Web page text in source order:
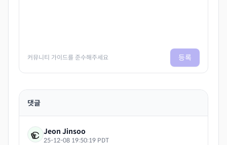
커뮤니티 가이드를 준수해주세요 등록
댓글
Jeon Jinsoo
25-12-08 19:50:19 PDT